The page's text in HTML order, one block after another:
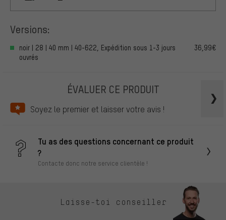
Versions:
noir | 28 | 40 mm | 40-622, Expédition sous 1-3 jours
ouvrés
36,99€
ÉVALUER CE PRODUIT
Soyez le premier et laisser votre avis !
Tu as des questions concernant ce produit
?
Contacte donc notre service clientèle !
Laisse-toi conseiller